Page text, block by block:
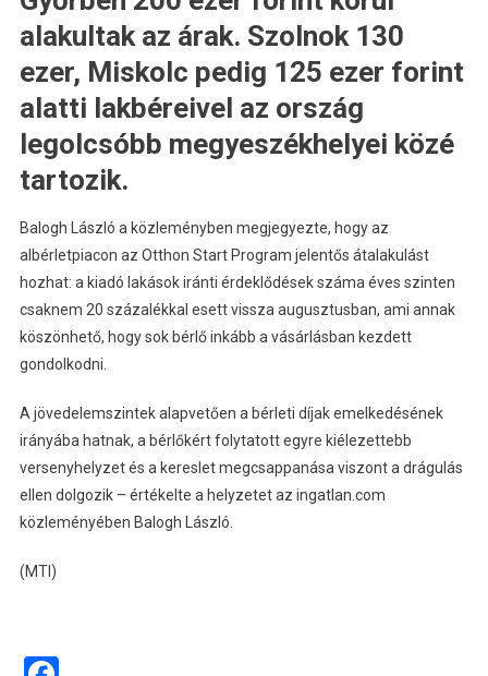
alakultak az árak. Szolnok 130
ezer, Miskolc pedig 125 ezer forint
alatti lakbéreivel az ország
legolcsóbb megyeszékhelyei közé
tartozik.
Balogh László a közleményben megjegyezte, hogy az
albérletpiacon az Otthon Start Program jelentős átalakulást
hozhat: a kiadó lakások iránti érdeklődések száma éves szinten
csaknem 20 százalékkal esett vissza augusztusban, ami annak
köszönhető, hogy sok bérlő inkább a vásárlásban kezdett
gondolkodni.
A jövedelemszintek alapvetően a bérleti díjak emelkedésének
irányába hatnak, a bérlőkért folytatott egyre kiélezettebb
versenyhelyzet és a kereslet megcsappanása viszont a drágulás
ellen dolgozik – értékelte a helyzetet az ingatlan.com
közleményében Balogh László.
(MTI)